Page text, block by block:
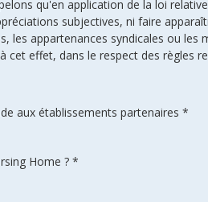
qu'en application de la loi
subjectives, ni faire
les appartenances syndicales ou
cet effet, dans le respect des règles
aux établissements partenaires *
Home ? *